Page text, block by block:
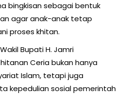
bingkisan sebagai bentuk
agar anak-anak tetap
proses khitan.
Bupati H. Jamri
Ceria bukan hanya
Islam, tetapi juga
kepedulian sosial pemerintah